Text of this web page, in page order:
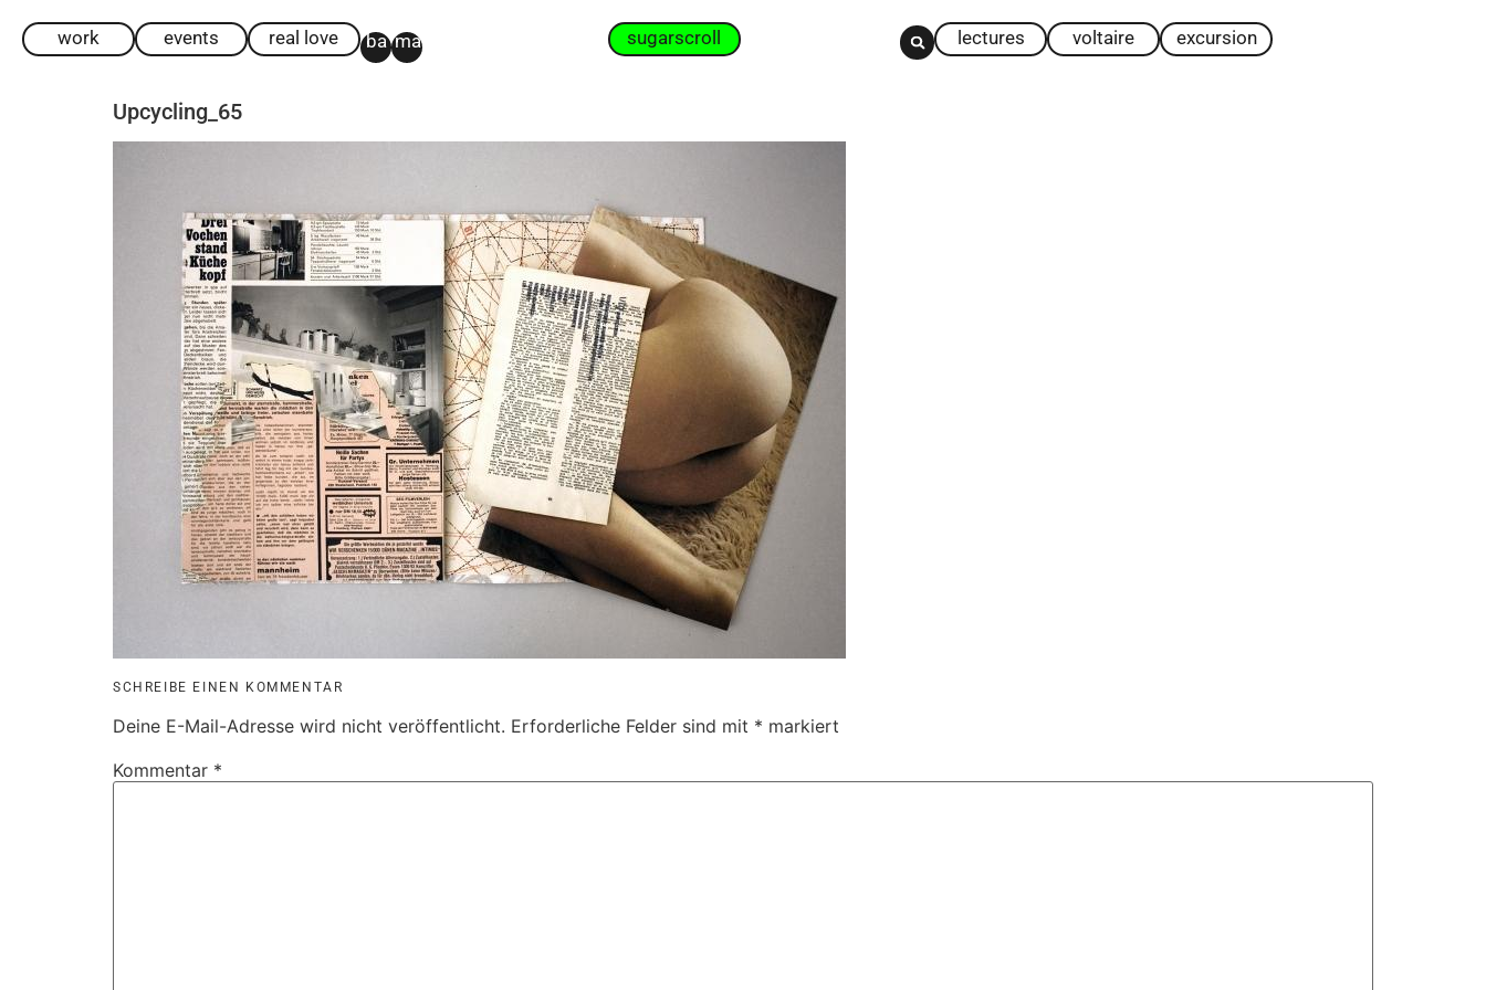
work events real love ba ma sugarscroll lectures voltaire excursion
Upcycling_65
SCHREIBE EINEN KOMMENTAR
Deine E-Mail-Adresse wird nicht veröffentlicht. Erforderliche Felder sind mit * markiert
Kommentar *